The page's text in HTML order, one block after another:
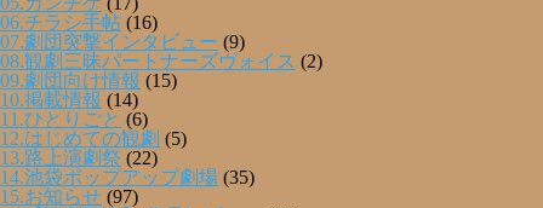
06.チラシ手帖 (16)
07.劇団突撃インタビュー (9)
08.観劇三昧パートナーズヴォイス (2)
09.劇団向け情報 (15)
10.掲載情報 (14)
11.ひとりごと (6)
12.はじめての観劇 (5)
13.路上演劇祭 (22)
14.池袋ポップアップ劇場 (35)
15.お知らせ (97)